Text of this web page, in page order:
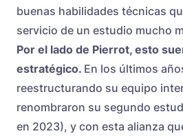
buenas habilidades técnicas
servicio de un estudio mucho
Por el lado de Pierrot, esto
estratégico. En los últimos
reestructurando su equipo
renombraron su segundo
en 2023), y con esta alianza